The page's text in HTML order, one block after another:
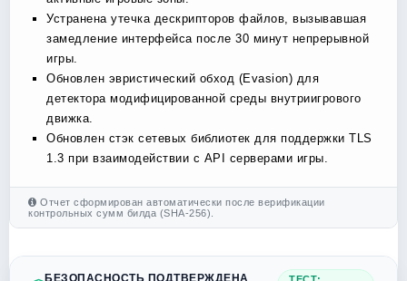
Устранена утечка дескрипторов файлов, вызывавшая
замедление интерфейса после 30 минут непрерывной
игры.
Обновлен эвристический обход (Evasion) для
детектора модифицированной среды внутриигрового
движка.
Обновлен стэк сетевых библиотек для поддержки TLS
1.3 при взаимодействии с API серверами игры.
Отчет сформирован автоматически после верификации
контрольных сумм билда (SHA-256).
БЕЗОПАСНОСТЬ ПОДТВЕРЖДЕНА